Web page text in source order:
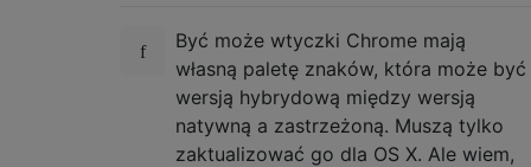
Być może wtyczki Chrome mają
własną paletę znaków, która może być
wersją hybrydową między wersją
natywną a zastrzeżoną. Muszą tylko
zaktualizować go dla OS X. Ale wiem,